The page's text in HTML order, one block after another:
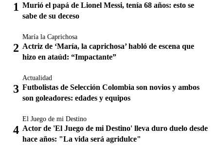
Murió el papá de Lionel Messi, tenía 68 años: esto se
sabe de su deceso
María la Caprichosa
Actriz de ‘María, la caprichosa’ habló de escena que
hizo en ataúd: “Impactante”
Actualidad
Futbolistas de Selección Colombia son novios y ambos
son goleadores: edades y equipos
El Juego de mi Destino
Actor de 'El Juego de mi Destino' lleva duro duelo desde
hace años: "La vida será agridulce"